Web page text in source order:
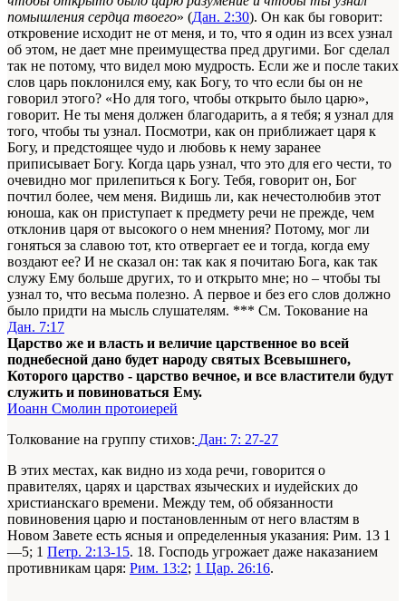
помышления сердца твоего» (Дан. 2:30). Он как бы говорит:
открове­ние исходит не от меня, и то, что я один из всех узнал
об этом, не дает мне преимущества пред другими. Бог сде­лал
так не потому, что видел мою мудрость. Если же и после таких
слов царь поклонился ему, как Богу, то что если бы он не
говорил этого? «Но для того, чтобы открыто было царю»,
говорит. Не ты меня должен благодарить, а я тебя; я узнал для
того, чтобы ты узнал. Посмотри, как он приближает царя к
Богу, и предстоящее чудо и любовь к нему заранее
приписывает Богу. Когда царь узнал, что это для его чести, то
очевидно мог прилепиться к Богу. Тебя, говорит он, Бог
почтил более, чем меня. Видишь ли, как нечестолюбив этот
юноша, как он приступает к предмету речи не прежде, чем
отклонив царя от высокого о нем мнения? Потому, мог ли
гоняться за славою тот, кто отвергает ее и тогда, когда ему
воздают ее? И не сказал он: так как я почитаю Бога, как так
служу Ему больше дру­гих, то и открыто мне; но – чтобы ты
узнал то, что весьма полезно. А первое и без его слов должно
было придти на мысль слушателям. *** См. Токование на
Дан. 7:17
Царство же и власть и величие царственное во всей
поднебесной дано будет народу святых Всевышнего,
Которого царство - царство вечное, и все властители будут
служить и повиноваться Ему.
Иоанн Смолин протоиерей
Толкование на группу стихов: Дан: 7: 27-27
В этих местах, как видно из хода речи, говорится о
правителях, царях и царствах языческих и иудейских до
христианскаго времени. Между тем, об обязанности
повиновения царю и постановленным от него властям в
Новом Завете есть ясныя и определенныя указания: Рим. 13 1
—5; 1 Петр. 2:13-15. 18. Господь угрожает даже наказанием
противникам царя: Рим. 13:2; 1 Цар. 26:16.